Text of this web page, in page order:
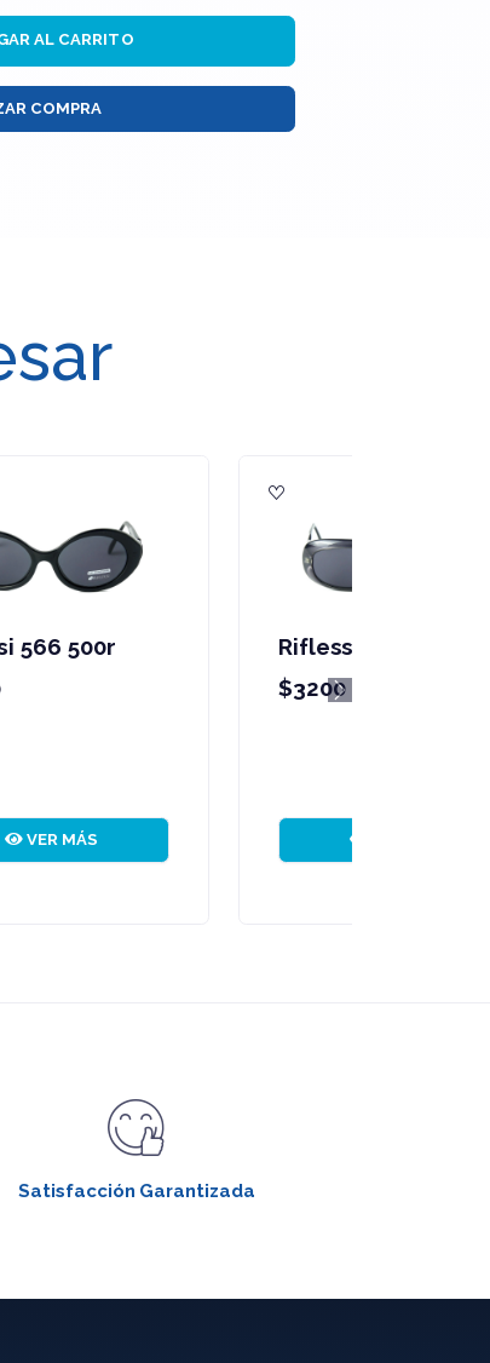
AL CARRITO
COMPRA
Riflessi 565 698f
Next
Satisfacción Garantizada